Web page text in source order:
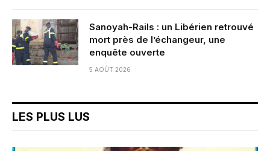
Sanoyah-Rails : un Libérien retrouvé
mort près de l’échangeur, une
enquête ouverte
5 AOÛT 2026
LES PLUS LUS